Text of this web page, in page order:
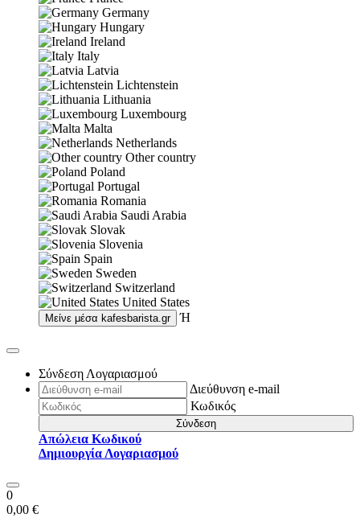
Germany
Hungary
Ireland
Italy
Latvia
Lichtenstein
Lithuania
Luxembourg
Malta
Netherlands
Other country
Poland
Portugal
Romania
Saudi Arabia
Slovak
Slovenia
Spain
Sweden
Switzerland
United States
Μείνε μέσα kafesbarista.gr Ή
Σύνδεση Λογαριασμού
Διεύθυνση e-mail
Κωδικός
Σύνδεση
Απώλεια Κωδικού
Δημιουργία Λογαριασμού
0
0,00 €